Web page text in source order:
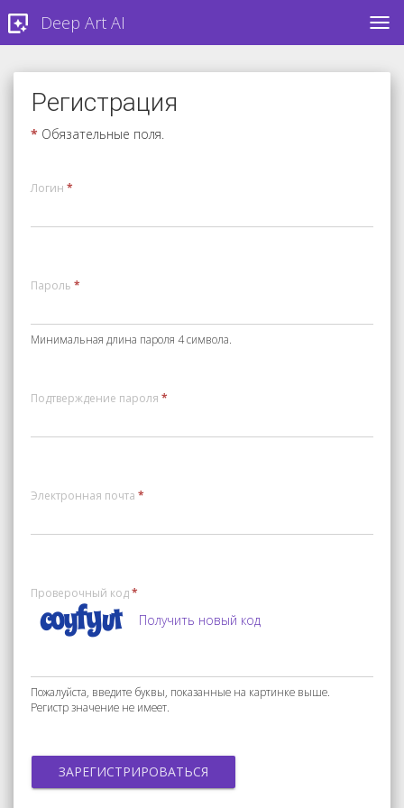
Deep Art AI
Регистрация
* Обязательные поля.
Логин *
Пароль *
Минимальная длина пароля 4 символа.
Подтверждение пароля *
Электронная почта *
Проверочный код*
Получить новый код
Пожалуйста, введите буквы, показанные на картинке выше.
Регистр значение не имеет.